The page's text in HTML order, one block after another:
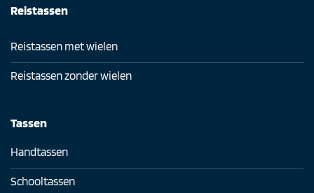
Reistassen
Reistassen met wielen
Reistassen zonder wielen
Tassen
Handtassen
Schooltassen